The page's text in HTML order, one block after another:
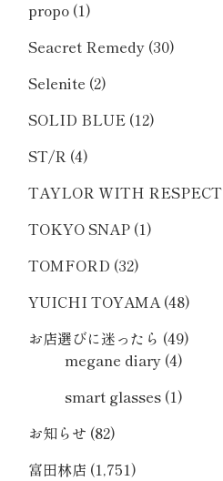
propo (1)
Seacret Remedy (30)
Selenite (2)
SOLID BLUE (12)
ST/R (4)
TAYLOR WITH RESPECT
TOKYO SNAP (1)
TOMFORD (32)
YUICHI TOYAMA(48)
お店選びに迷ったら (49)
megane diary (4)
smart glasses (1)
お知らせ (82)
富田林店 (1,751)